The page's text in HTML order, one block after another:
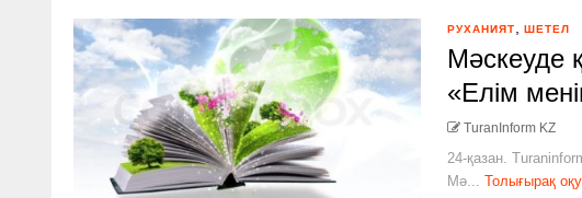
РУХАНИЯТ ШЕТЕЛ
Мәскеуде
«Елім
TuranInform KZ
24-қазан.
Мә... Толығырақ оқу